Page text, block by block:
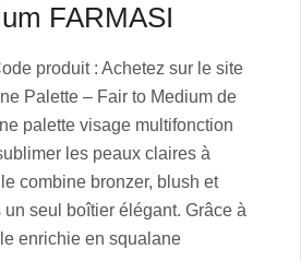
FARMASI
produit : Achetez sur le site
Palette – Fair to Medium de
palette visage multifonction
les peaux claires à
combine bronzer, blush et
seul boîtier élégant. Grâce à
enrichie en squalane